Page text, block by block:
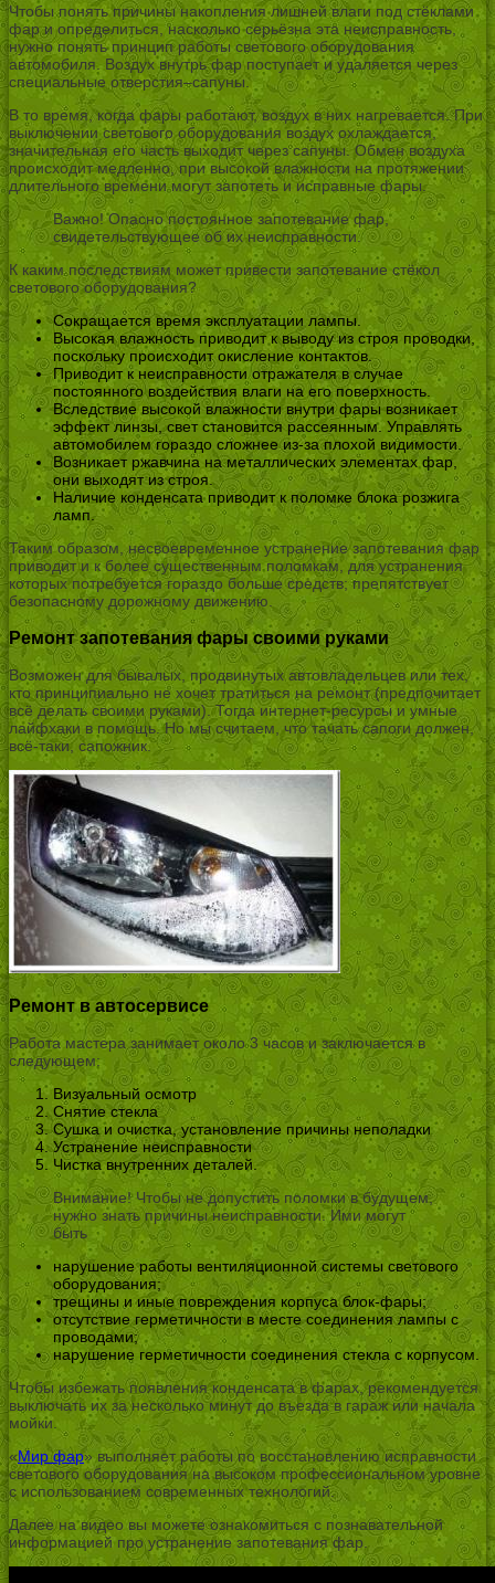
Чтобы понять причины накопления лишней влаги под стёклами
фар и определиться, насколько серьёзна эта неисправность,
нужно понять принцип работы светового оборудования
автомобиля. Воздух внутрь фар поступает и удаляется через
специальные отверстия–сапуны.
В то время, когда фары работают, воздух в них нагревается. При
выключении светового оборудования воздух охлаждается,
значительная его часть выходит через сапуны. Обмен воздуха
происходит медленно, при высокой влажности на протяжении
длительного времени могут запотеть и исправные фары.
Важно! Опасно постоянное запотевание фар,
свидетельствующее об их неисправности.
К каким последствиям может привести запотевание стёкол
светового оборудования?
Сокращается время эксплуатации лампы.
Высокая влажность приводит к выводу из строя проводки,
поскольку происходит окисление контактов.
Приводит к неисправности отражателя в случае
постоянного воздействия влаги на его поверхность.
Вследствие высокой влажности внутри фары возникает
эффект линзы, свет становится рассеянным. Управлять
автомобилем гораздо сложнее из-за плохой видимости.
Возникает ржавчина на металлических элементах фар,
они выходят из строя.
Наличие конденсата приводит к поломке блока розжига
ламп.
Таким образом, несвоевременное устранение запотевания фар
приводит и к более существенным поломкам, для устранения
которых потребуется гораздо больше средств; препятствует
безопасному дорожному движению.
Ремонт запотевания фары своими руками
Возможен для бывалых, продвинутых автовладельцев или тех,
кто принципиально не хочет тратиться на ремонт (предпочитает
всё делать своими руками). Тогда интернет-ресурсы и умные
лайфхаки в помощь. Но мы считаем, что тачать сапоги должен,
всё-таки, сапожник.
Ремонт в автосервисе
Работа мастера занимает около 3 часов и заключается в
следующем:
Визуальный осмотр
Снятие стекла
Сушка и очистка, установление причины неполадки
Устранение неисправности
Чистка внутренних деталей.
Внимание! Чтобы не допустить поломки в будущем,
нужно знать причины неисправности. Ими могут
быть
нарушение работы вентиляционной системы светового
оборудования;
трещины и иные повреждения корпуса блок-фары;
отсутствие герметичности в месте соединения лампы с
проводами;
нарушение герметичности соединения стекла с корпусом.
Чтобы избежать появления конденсата в фарах, рекомендуется
выключать их за несколько минут до въезда в гараж или начала
мойки.
«Мир фар» выполняет работы по восстановлению исправности
светового оборудования на высоком профессиональном уровне
с использованием современных технологий.
Далее на видео вы можете ознакомиться с познавательной
информацией про устранение запотевания фар.